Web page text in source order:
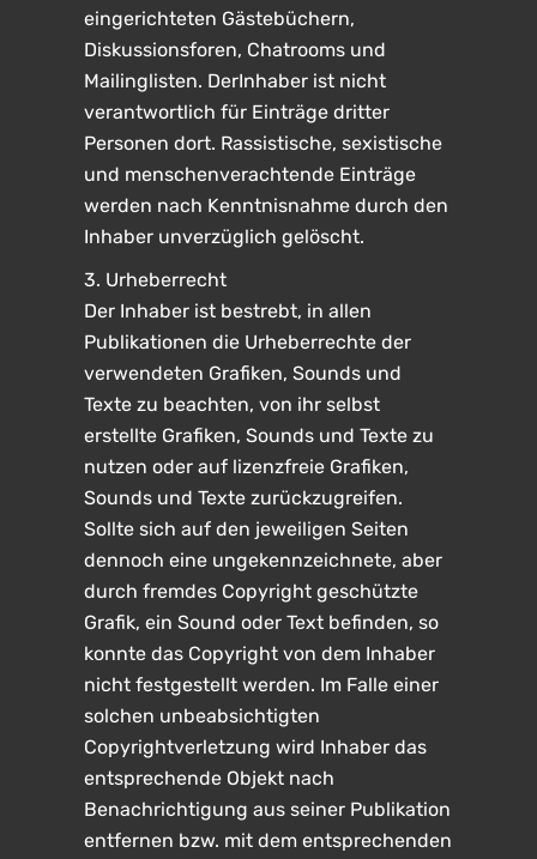
eingerichteten Gästebüchern,
Diskussionsforen, Chatrooms und
Mailinglisten. DerInhaber ist nicht
verantwortlich für Einträge dritter
Personen dort. Rassistische, sexistische
und menschenverachtende Einträge
werden nach Kenntnisnahme durch den
Inhaber unverzüglich gelöscht.
3. Urheberrecht
Der Inhaber ist bestrebt, in allen
Publikationen die Urheberrechte der
verwendeten Grafiken, Sounds und
Texte zu beachten, von ihr selbst
erstellte Grafiken, Sounds und Texte zu
nutzen oder auf lizenzfreie Grafiken,
Sounds und Texte zurückzugreifen.
Sollte sich auf den jeweiligen Seiten
dennoch eine ungekennzeichnete, aber
durch fremdes Copyright geschützte
Grafik, ein Sound oder Text befinden, so
konnte das Copyright von dem Inhaber
nicht festgestellt werden. Im Falle einer
solchen unbeabsichtigten
Copyrightverletzung wird Inhaber das
entsprechende Objekt nach
Benachrichtigung aus seiner Publikation
entfernen bzw. mit dem entsprechenden